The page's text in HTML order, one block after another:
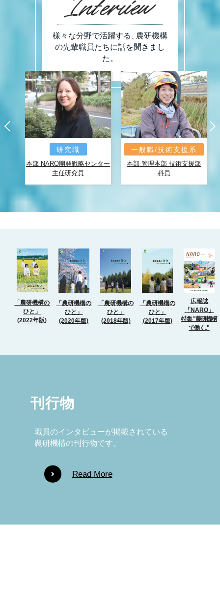
様々な分野で活躍する
農研機構
の先輩職員たちに話を聞きまし
た。
研究職
本部 NARO開発戦略センター
主任研究員
一般職/技術支援系
本部 管理本部 技術支援部
科員
「農研機構の
ひと」
(2022年版)
「農研機構の
ひと」
(2020年版)
「農研機構の
ひと」
(2018年版)
「農研機構の
ひと」
(2017年版)
広報誌
「NARO」
特集 "農研機構
で働く 。"
刊行物
職員のインタビューが掲載されている
農研機構の刊行物です。
Read More